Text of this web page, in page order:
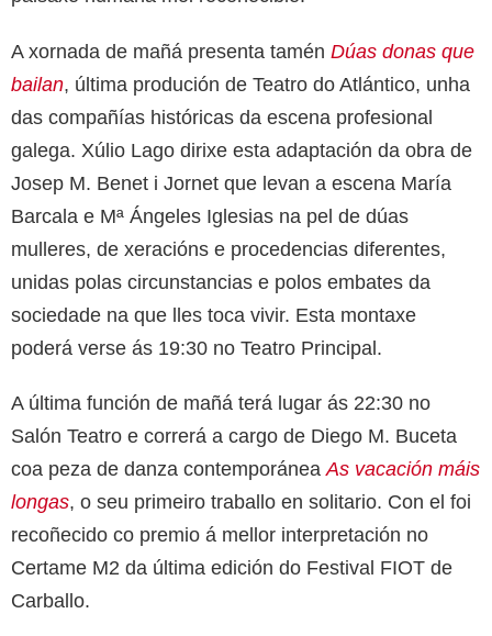
A xornada de mañá presenta tamén Dúas donas que
bailan, última produción de Teatro do Atlántico, unha
das compañías históricas da escena profesional
galega. Xúlio Lago dirixe esta adaptación da obra de
Josep M. Benet i Jornet que levan a escena María
Barcala e Mª Ángeles Iglesias na pel de dúas
mulleres, de xeracións e procedencias diferentes,
unidas polas circunstancias e polos embates da
sociedade na que lles toca vivir. Esta montaxe
poderá verse ás 19:30 no Teatro Principal.
A última función de mañá terá lugar ás 22:30 no
Salón Teatro e correrá a cargo de Diego M. Buceta
coa peza de danza contemporáneaAs vacación máis
longas, o seu primeiro traballo en solitario. Con el foi
recoñecido co premio á mellor interpretación no
Certame M2 da última edición do Festival FIOT de
Carballo.